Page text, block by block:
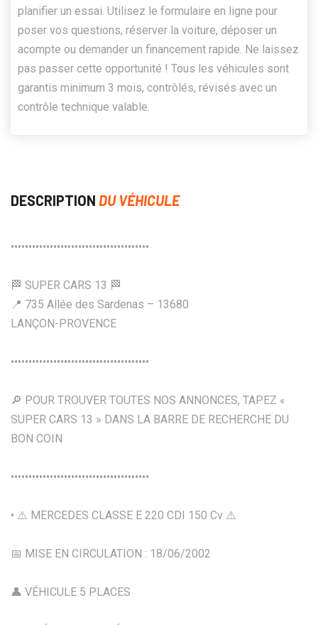
planifier un essai. Utilisez le formulaire en ligne pour
poser vos questions, réserver la voiture, déposer un
acompte ou demander un financement rapide. Ne laissez
pas passer cette opportunité ! Tous les véhicules sont
garantis minimum 3 mois, contrôlés, révisés avec un
contrôle technique valable.
DESCRIPTION DU VÉHICULE
•••••••••••••••••••••••••••••••••••••••
🏁 SUPER CARS 13 🏁
📍 735 Allée des Sardenas – 13680
LANÇON-PROVENCE
•••••••••••••••••••••••••••••••••••••••
🔎 POUR TROUVER TOUTES NOS ANNONCES, TAPEZ «
SUPER CARS 13 » DANS LA BARRE DE RECHERCHE DU
BON COIN
•••••••••••••••••••••••••••••••••••••••
• ⚠️ MERCEDES CLASSE E 220 CDI 150 Cv ⚠️
📅 MISE EN CIRCULATION : 18/06/2002
👤 VÉHICULE 5 PLACES